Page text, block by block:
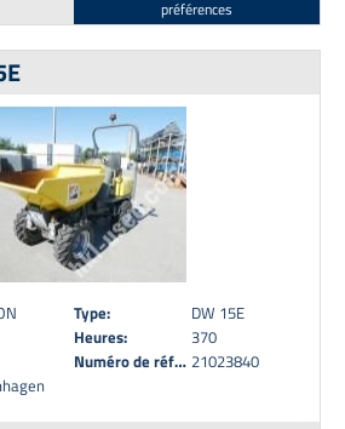
préférences
Type:
DW 15E
Heures:
370
Numéro de référence: 21023840